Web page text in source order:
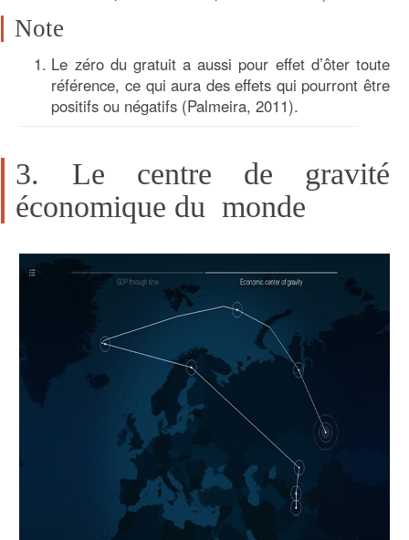
Note
Le zéro du gratuit a aussi pour effet d’ôter toute
référence, ce qui aura des effets qui pourront être
positifs ou négatifs (Palmeira, 2011).
3. Le centre de gravité
économique du monde